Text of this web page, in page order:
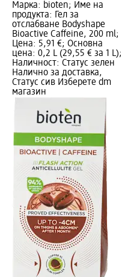
Марка: bioten; Име на
продукта: Гел за
отслабване Bodyshape
Bioactive Caffeine, 200 ml;
Цена: 5,91 €; Основна
цена: 0,2 L (29,55 € за 1 L);
Наличност: Статус зелен
Налично за доставка,
Статус сив Изберете dm
магазин